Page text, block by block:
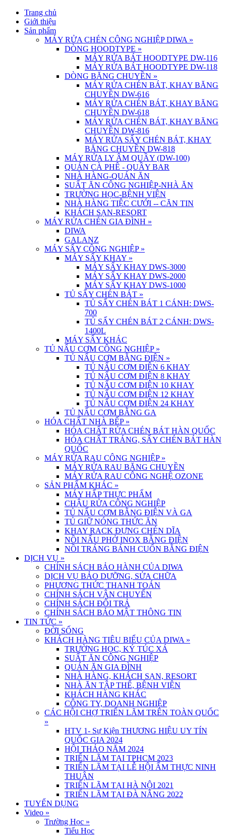
Trang chủ
Giới thiệu
Sản phẩm
MÁY RỬA CHÉN CÔNG NGHIỆP DIWA »
DÒNG HOODTYPE »
MÁY RỬA BÁT HOODTYPE DW-116
MÁY RỬA BÁT HOODTYPE DW-118
DÒNG BĂNG CHUYỀN »
MÁY RỬA CHÉN BÁT, KHAY BĂNG
CHUYỀN DW-616
MÁY RỬA CHÉN BÁT, KHAY BĂNG
CHUYỀN DW-618
MÁY RỬA CHÉN BÁT, KHAY BĂNG
CHUYỀN DW-816
MÁY RỬA SẤY CHÉN BÁT, KHAY
BĂNG CHUYỀN DW-818
MÁY RỬA LY ÂM QUẦY (DW-100)
QUÁN CÀ PHÊ - QUẦY BAR
NHÀ HÀNG-QUÁN ĂN
SUẤT ĂN CÔNG NGHIỆP-NHÀ ĂN
TRƯỜNG HỌC-BỆNH VIỆN
NHÀ HÀNG TIỆC CƯỚI -- CĂN TIN
KHÁCH SẠN-RESORT
MÁY RỬA CHÉN GIA ĐÌNH »
DIWA
GALANZ
MÁY SẤY CÔNG NGHIỆP »
MÁY SẤY KHAY »
MÁY SẤY KHAY DWS-3000
MÁY SẤY KHAY DWS-2000
MÁY SẤY KHAY DWS-1000
TỦ SẤY CHÉN BÁT »
TỦ SẤY CHÉN BÁT 1 CÁNH: DWS-
700
TỦ SẤY CHÉN BÁT 2 CÁNH: DWS-
1400L
MÁY SẤY KHÁC
TỦ NẤU CƠM CÔNG NGHIỆP »
TỦ NẤU CƠM BẰNG ĐIỆN »
TỦ NẤU CƠM ĐIỆN 6 KHAY
TỦ NẤU CƠM ĐIỆN 8 KHAY
TỦ NẤU CƠM ĐIỆN 10 KHAY
TỦ NẤU CƠM ĐIỆN 12 KHAY
TỦ NẤU CƠM ĐIỆN 24 KHAY
TỦ NẤU CƠM BẰNG GA
HÓA CHẤT NHÀ BẾP »
HÓA CHẤT RỬA CHÉN BÁT HÀN QUỐC
HÓA CHẤT TRÁNG, SẤY CHÉN BÁT HÀN
QUỐC
MÁY RỬA RAU CÔNG NGHIỆP »
MÁY RỬA RAU BĂNG CHUYỀN
MÁY RỬA RAU CÔNG NGHỆ OZONE
SẢN PHẨM KHÁC »
MÁY HẤP THỰC PHẨM
CHẬU RỬA CÔNG NGHIỆP
TỦ NẤU CƠM BẰNG ĐIỆN VÀ GA
TỦ GIỮ NÓNG THỨC ĂN
KHAY RACK ĐỰNG CHÉN DĨA
NỒI NẤU PHỞ INOX BẰNG ĐIỆN
NỒI TRÁNG BÁNH CUỐN BẰNG ĐIỆN
DỊCH VỤ »
CHÍNH SÁCH BẢO HÀNH CỦA DIWA
DỊCH VỤ BẢO DƯỠNG, SỬA CHỮA
PHƯƠNG THỨC THANH TOÁN
CHÍNH SÁCH VẬN CHUYỂN
CHÍNH SÁCH ĐỔI TRẢ
CHÍNH SÁCH BẢO MẬT THÔNG TIN
TIN TỨC »
ĐỜI SỐNG
KHÁCH HÀNG TIÊU BIỂU CỦA DIWA »
TRƯỜNG HỌC, KÝ TÚC XÁ
SUẤT ĂN CÔNG NGHIỆP
QUÁN ĂN GIA ĐÌNH
NHÀ HÀNG, KHÁCH SẠN, RESORT
NHÀ ĂN TẬP THỂ, BỆNH VIỆN
KHÁCH HÀNG KHÁC
CÔNG TY, DOANH NGHIỆP
CÁC HỘI CHỢ TRIỂN LÃM TRÊN TOÀN QUỐC
»
HTV 1- Sự Kiện THƯƠNG HIỆU UY TÍN
QUỐC GIA 2024
HỘI THẢO NĂM 2024
TRIỂN LÃM TẠI TPHCM 2023
TRIỂN LÃM TẠI LỄ HỘI ẨM THỰC NINH
THUẬN
TRIỂN LÃM TẠI HÀ NỘI 2021
TRIỂN LÃM TẠI ĐÀ NẴNG 2022
TUYỂN DỤNG
Video »
Trường Học »
Tiểu Học